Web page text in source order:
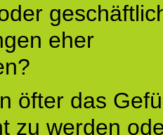
eher
öfter das
zu werden